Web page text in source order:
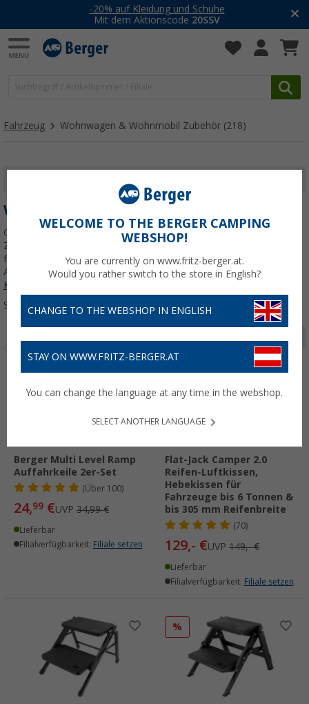
-20% auf Kleidung und Schuhe
Mit dem Aktionscode 20SSV
Fahrzeug Wohnwagen & Wohnmobil Zubehör (218)
WOHNWAGEN & WOHNMOBIL ZUBEHÖR
Ob Campingurlaub oder spontaner Roadtrip – mit dem richtigen
Zubehör wird dein Wohnwagen zum perfekten Begleiter. Hier
findest du alles, was du für Sicherheit, Funktion und
Alltagstauglichkeit unterwegs brauchst.Jetzt mehr über unsere
Kategorie
Sortieren:
%
Berger Multi Level Ramp
Auffahrkeile 2er-Set
(Über100)
24,99 €UVP 34,99 €
Lieferbar
Filialverfügbarkeit: Filiale setzen
%
Flat-Jack Camper 2.0
Reifen-Luftkissen,
Hebekissen für
Fahrzeuge bis 6 Tonnen &
bis 305 mm Reifenbreite
(70)
129,- €UVP 149,- €
Lieferbar
Filialverfügbarkeit: Filiale setzen
%
WELCOME TO THE BERGER CAMPING
WEBSHOP!
You are currently on www.fritz-berger.at.
Would you rather switch to the store in English?
CHANGE TO THE WEBSHOP IN ENGLISH
STAY ON WWW.FRITZ-BERGER.AT
You can change the language at any time in the webshop.
SELECT ANOTHER LANGUAGE